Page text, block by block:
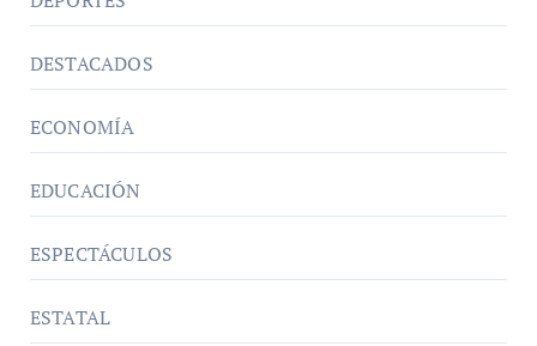
DESTACADOS
ECONOMÍA
EDUCACIÓN
ESPECTÁCULOS
ESTATAL